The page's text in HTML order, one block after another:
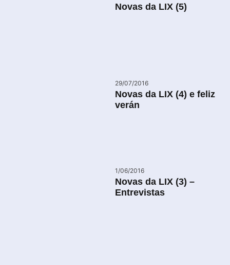
Novas da LIX (5)
29/07/2016
Novas da LIX (4) e feliz
verán
1/06/2016
Novas da LIX (3) –
Entrevistas